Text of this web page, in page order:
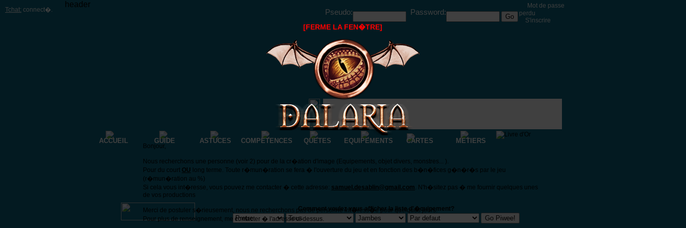
Tchat: connect�.
header
Pseudo:
Password:
Mot de passe
perdu
S'inscrire
ACCUEIL GUIDE ASTUCES COMPETENCES QUETES EQUIPEMENTS CARTES METIERS
Comment voulez vous afficher la liste d'�quipement?
[FERME LA FEN�TRE]
Bonjour,
Nous recherchons une personne (voir 2) pour de la cr�ation d'image (Equipements, objet divers, monstres... ).
Pour du court OU long terme. Toute r�mun�ration se fera � l'ouverture du jeu et en fonction des b�n�fices g�n�r�s par le jeu
(r�mun�ration au %)
Si cela vous int�resse, vous pouvez me contacter � cette adresse: samuel.desablin@gmail.com. N'h�sitez pas � me fournir quelques unes
de vos productions
Merci de postuler s�rieusement, nous ne recherchons pas de personne int�ress�e pour quelques jours.
Pour plus de renseignement, me contacter � l'adresse ci-dessus.